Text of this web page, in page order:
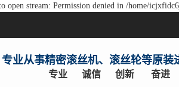
stream: Permission denied in /home/
专业从事精密滚丝机、滚丝轮等原装
专业 诚信 创新 奋进